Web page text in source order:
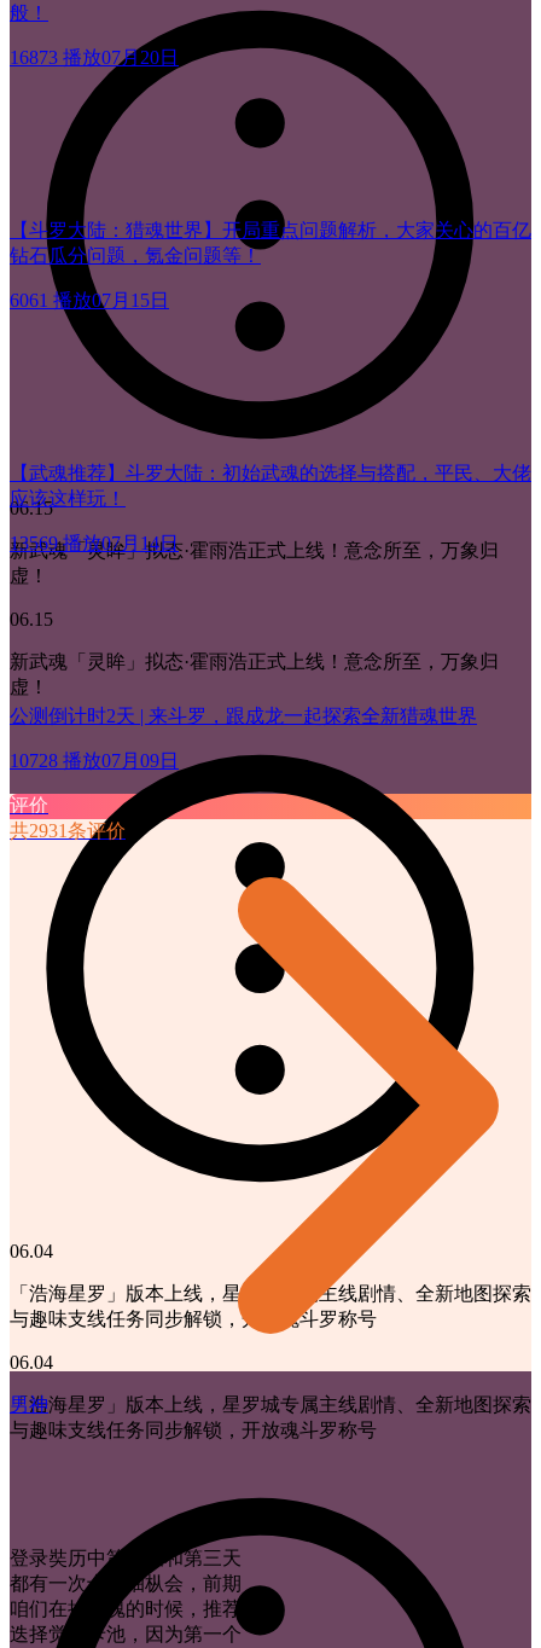
06.15
新武魂「灵眸」拟态·霍雨浩正式上线！意念所至，万象归
虚！
06.15
新武魂「灵眸」拟态·霍雨浩正式上线！意念所至，万象归
虚！
06.04
「浩海星罗」版本上线，星罗城专属主线剧情、全新地图探索
与趣味支线任务同步解锁，开放魂斗罗称号
06.04
「浩海星罗」版本上线，星罗城专属主线剧情、全新地图探索
与趣味支线任务同步解锁，开放魂斗罗称号
般！
16873 播放07月20日
【斗罗大陆：猎魂世界】开局重点问题解析，大家关心的百亿
钻石瓜分问题，氪金问题等！
6061 播放07月15日
【武魂推荐】斗罗大陆：初始武魂的选择与搭配，平民、大佬
应该这样玩！
13569 播放07月14日
公测倒计时2天 | 来斗罗，跟成龙一起探索全新猎魂世界
10728 播放07月09日
评价
共2931条评价
男神
登录奘历中第一天和第三天
都有一次十连抽枞会，前期
咱们在抽武魂的时候，推荐
迭择觉醒卡池，因为第一个